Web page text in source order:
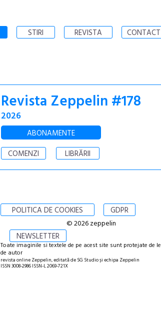
STIRI REVISTA CONTACT
Revista Zeppelin #178
2026
ABONAMENTE
COMENZI
LIBRĂRII
POLITICA DE COOKIES GDPR
NEWSLETTER
© 2026 zeppelin
Toate imaginile si textele de pe acest site sunt protejate de
de autor
revista online Zeppelin, editată de SG Studio și echipa Zeppelin
ISSN 3008-2986 ISSN-L 2069-721X